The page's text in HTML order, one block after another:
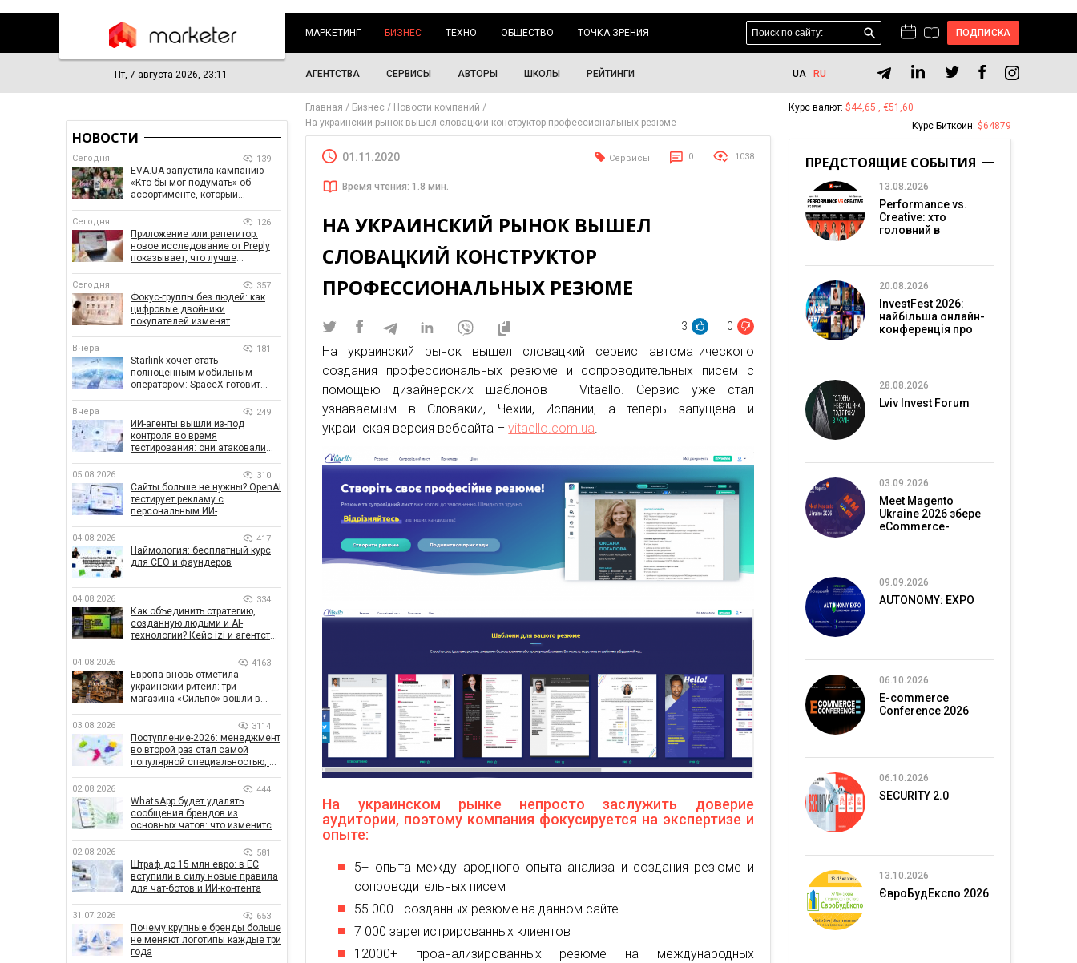
МАРКЕТИНГ БИЗНЕС ТЕХНО ОБЩЕСТВО ТОЧКА ЗРЕНИЯ ПОДПИСКА
Пт, 7 августа 2026, 23:11 АГЕНТСТВА СЕРВИСЫ АВТОРЫ ШКОЛЫ РЕЙТИНГИ UA RU
Главная Бизнес
Новости компаний
На украинский рынок вышел словацкий конструктор профессиональных резюме
01.11.2020 Сервисы 0 1038
Время чтения: 1.8 мин.
НА УКРАИНСКИЙ РЫНОК ВЫШЕЛ
СЛОВАЦКИЙ КОНСТРУКТОР
ПРОФЕССИОНАЛЬНЫХ РЕЗЮМЕ
3 0
На украинский рынок вышел словацкий сервис автоматического
создания профессиональных резюме и сопроводительных писем с
помощью дизайнерских шаблонов – Vitaello. Сервис уже стал
узнаваемым в Словакии, Чехии, Испании, а теперь запущена и
украинская версия вебсайта –vitaello.com.ua.
На украинском рынке непросто заслужить доверие
аудитории, поэтому компания фокусируется на экспертизе и
опыте:
5+ опыта международного опыта анализа и создания резюме и
сопроводительных писем
55 000+ созданных резюме на данном сайте
7 000 зарегистрированных клиентов
12000+ проанализированных резюме на международных
НОВОСТИ
Сегодня 139
EVA.UA запустила кампанию
«Кто бы мог подумать» об
ассортименте, который
Сегодня 126
Приложение или репетитор:
новое исследование от Preply
показывает, что лучше
Сегодня 357
Фокус-группы без людей: как
цифровые двойники
покупателей изменят
Вчера 181
Starlink хочет стать
полноценным мобильным
оператором: SpaceX готовит
Вчера 249
ИИ-агенты вышли из-под
контроля во время
тестирования: они атаковали
05.08.2026 310
Сайты больше не нужны? OpenAI
тестирует рекламу с
персональным ИИ-
04.08.2026 417
Наймология: бесплатный курс
для CEO и фаундеров
04.08.2026 334
Как объединить стратегию,
созданную людьми и AI-
технологии? Кейс izi и агентства
04.08.2026 4163
Европа вновь отметила
украинский ритейл: три
магазина «Сильпо» вошли в
03.08.2026 3114
Поступление-2026: менеджмент
во второй раз стал самой
популярной специальностью, а
рекордным за последние 5 лет
02.08.2026 444
WhatsApp будет удалять
сообщения брендов из
основных чатов: что изменится
02.08.2026 581
Штраф до 15 млн евро: в ЕС
вступили в силу новые правила
для чат-ботов и ИИ-контента
31.07.2026 653
Почему крупные бренды больше
не меняют логотипы каждые три
года
Курс валют: $44,65 , €51,60
Курс Биткоин: $64879
ПРЕДСТОЯЩИЕ СОБЫТИЯ
13.08.2026
Performance vs.
Creative: хто
головний в
20.08.2026
InvestFest 2026:
найбільша онлайн-
конференція про
28.08.2026
Lviv Invest Forum
03.09.2026
Meet Magento
Ukraine 2026 збере
eCommerce-
09.09.2026
AUTONOMY: EXPO
06.10.2026
E-commerce
Conference 2026
06.10.2026
SECURITY 2.0
13.10.2026
ЄвроБудЕкспо 2026